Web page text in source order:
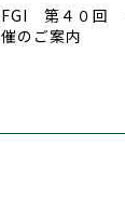
FGI 第４０回
催のご案内